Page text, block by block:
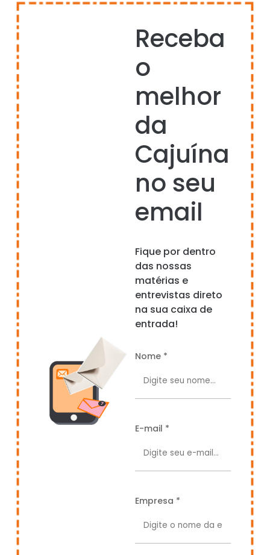
Receba
o
melhor
da
Cajuína
no seu
email
Fique por dentro
das nossas
matérias e
entrevistas direto
na sua caixa de
entrada!
Nome *
E-mail *
Empresa *